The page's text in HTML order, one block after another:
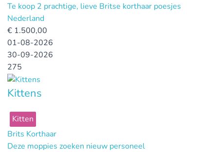
Te koop 2 prachtige, lieve Britse korthaar poesjes
Nederland
€ 1.500,00
01-08-2026
30-09-2026
275
Kittens
Kitten
Brits Korthaar
Deze moppies zoeken nieuw personeel